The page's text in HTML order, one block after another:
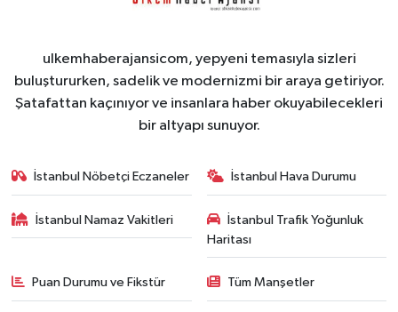
ulkemhaberajansicom, yepyeni temasıyla sizleri
buluştururken, sadelik ve modernizmi bir araya getiriyor.
Şatafattan kaçınıyor ve insanlara haber okuyabilecekleri
bir altyapı sunuyor.
İstanbul Nöbetçi Eczaneler İstanbul Hava Durumu
İstanbul Namaz Vakitleri
İstanbul Trafik Yoğunluk
Haritası
Puan Durumu ve Fikstür Tüm Manşetler